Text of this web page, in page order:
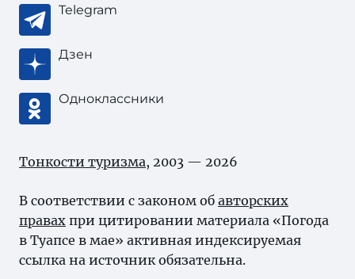
Telegram
Дзен
Одноклассники
Тонкости туризма, 2003 — 2026
В соответствии с законом об авторских
правах при цитировании материала «Погода
в Туапсе в мае» активная индексируемая
ссылка на источник обязательна.